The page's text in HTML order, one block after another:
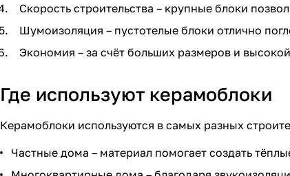
Скорость строительства – крупные блоки
Шумоизоляция – пустотелые блоки отлично
Экономия – за счёт больших размеров и
Где используют керамоблоки
Керамоблоки используются в самых разных
Частные дома – материал помогает создать